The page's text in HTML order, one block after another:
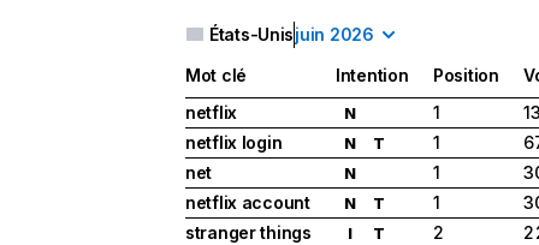
États-Unisjuin 2026
Mot clé Intention Position
netflix
N 1
netflix login
N T 1
net
N 1
netflix account
N T 1
stranger things
I T 2 2